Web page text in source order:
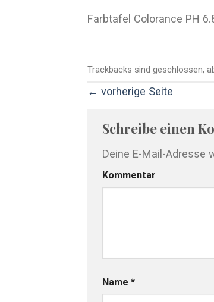
Farbtafel Colorance PH
Trackbacks sind geschlossen,
← vorherige Seite
Schreibe einen
Deine E-Mail-Adresse
Kommentar
Name *